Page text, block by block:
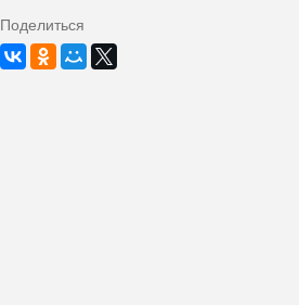
Поделиться